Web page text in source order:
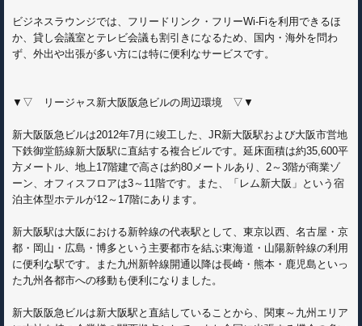
ビジネスラウンジでは、フリードリンク・フリーWi-Fiを利用できるほ
か、貸し会議室とテレビ会議も割引きになるため、国内・海外を問わ
ず、外出や出張が多い方には特に便利なサービスです。
▼▽ リージャス新大阪阪急ビルの周辺環境 ▽▼
新大阪阪急ビルは2012年7月に竣工した、JR新大阪駅および大阪市営地
下鉄御堂筋線新大阪駅に直結する複合ビルです。延床面積は約35,600平
方メートル、地上17階建で高さは約80メートルあり、2～3階が商業ゾ
ーン、オフィスフロアは3～11階です。また、「レム新大阪」という宿
泊主体型ホテルが12～17階にあります。
新大阪駅は大阪における新幹線の代表駅として、東京以西、名古屋・京
都・岡山・広島・博多という主要都市を結ぶ東海道・山陽新幹線の利用
に便利な駅です。また九州新幹線開通以降は長崎・熊本・鹿児島といっ
た九州各都市への移動も便利になりました。
新大阪阪急ビルは新大阪駅と直結していることから、関東～九州エリア